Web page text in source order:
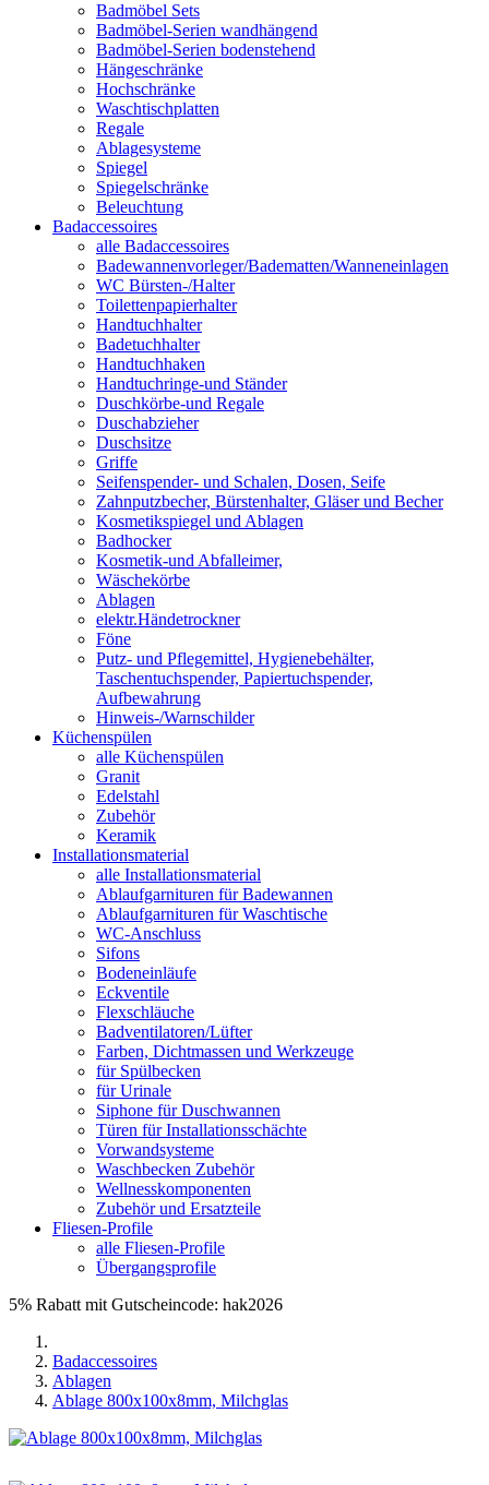
Badmöbel Sets
Badmöbel-Serien wandhängend
Badmöbel-Serien bodenstehend
Hängeschränke
Hochschränke
Waschtischplatten
Regale
Ablagesysteme
Spiegel
Spiegelschränke
Beleuchtung
Badaccessoires
alle Badaccessoires
Badewannenvorleger/Badematten/Wanneneinlagen
WC Bürsten-/Halter
Toilettenpapierhalter
Handtuchhalter
Badetuchhalter
Handtuchhaken
Handtuchringe-und Ständer
Duschkörbe-und Regale
Duschabzieher
Duschsitze
Griffe
Seifenspender- und Schalen, Dosen, Seife
Zahnputzbecher, Bürstenhalter, Gläser und Becher
Kosmetikspiegel und Ablagen
Badhocker
Kosmetik-und Abfalleimer,
Wäschekörbe
Ablagen
elektr.Händetrockner
Föne
Putz- und Pflegemittel, Hygienebehälter,
Taschentuchspender, Papiertuchspender,
Aufbewahrung
Hinweis-/Warnschilder
Küchenspülen
alle Küchenspülen
Granit
Edelstahl
Zubehör
Keramik
Installationsmaterial
alle Installationsmaterial
Ablaufgarnituren für Badewannen
Ablaufgarnituren für Waschtische
WC-Anschluss
Sifons
Bodeneinläufe
Eckventile
Flexschläuche
Badventilatoren/Lüfter
Farben, Dichtmassen und Werkzeuge
für Spülbecken
für Urinale
Siphone für Duschwannen
Türen für Installationsschächte
Vorwandsysteme
Waschbecken Zubehör
Wellnesskomponenten
Zubehör und Ersatzteile
Fliesen-Profile
alle Fliesen-Profile
Übergangsprofile
5% Rabatt mit Gutscheincode: hak2026
Badaccessoires
Ablagen
Ablage 800x100x8mm, Milchglas